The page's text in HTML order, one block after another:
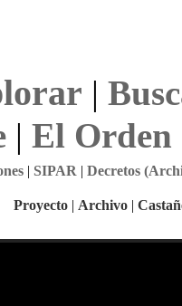
|
| El Orden
| SIPAR | Decretos
Proyecto | Archivo |